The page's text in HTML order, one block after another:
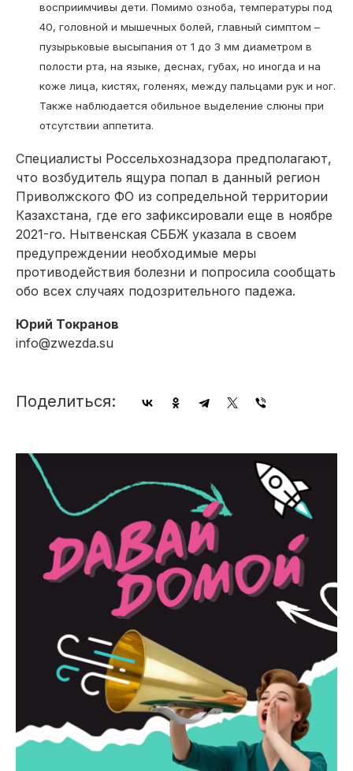
восприимчивы дети. Помимо озноба, температуры под
40, головной и мышечных болей, главный симптом –
пузырьковые высыпания от 1 до 3 мм диаметром в
полости рта, на языке, деснах, губах, но иногда и на
коже лица, кистях, голенях, между пальцами рук и ног.
Также наблюдается обильное выделение слюны при
отсутствии аппетита.
Специалисты Россельхознадзора предполагают,
что возбудитель ящура попал в данный регион
Приволжского ФО из сопредельной территории
Казахстана, где его зафиксировали еще в ноябре
2021-го. Нытвенская СББЖ указала в своем
предупреждении необходимые меры
противодействия болезни и попросила сообщать
обо всех случаях подозрительного падежа.
Юрий Токранов
info@zwezda.su
Поделиться: